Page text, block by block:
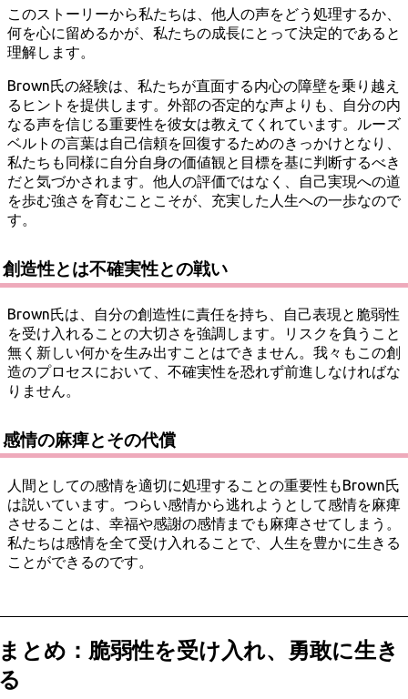
このストーリーから私たちは、他人の声をどう処理するか、
何を心に留めるかが、私たちの成長にとって決定的であると
理解します。
Brown氏の経験は、私たちが直面する内心の障壁を乗り越え
るヒントを提供します。外部の否定的な声よりも、自分の内
なる声を信じる重要性を彼女は教えてくれています。ルーズ
ベルトの言葉は自己信頼を回復するためのきっかけとなり、
私たちも同様に自分自身の価値観と目標を基に判断するべき
だと気づかされます。他人の評価ではなく、自己実現への道
を歩む強さを育むことこそが、充実した人生への一歩なので
す。
創造性とは不確実性との戦い
Brown氏は、自分の創造性に責任を持ち、自己表現と脆弱性
を受け入れることの大切さを強調します。リスクを負うこと
無く新しい何かを生み出すことはできません。我々もこの創
造のプロセスにおいて、不確実性を恐れず前進しなければな
りません。
感情の麻痺とその代償
人間としての感情を適切に処理することの重要性もBrown氏
は説いています。つらい感情から逃れようとして感情を麻痺
させることは、幸福や感謝の感情までも麻痺させてしまう。
私たちは感情を全て受け入れることで、人生を豊かに生きる
ことができるのです。
とめ：脆弱性を受け入れ、勇敢に生き